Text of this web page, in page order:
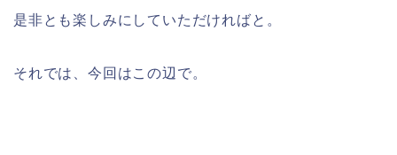
是非とも楽しみにしていただければと。
それでは、今回はこの辺で。